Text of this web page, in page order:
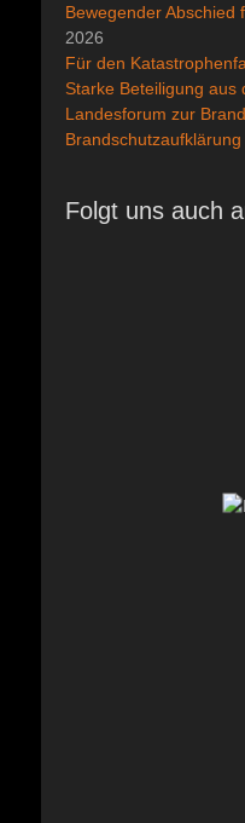
Bewegender Abschied
2026
Für den
Starke Beteiligung aus
Landesforum zur
Folgt uns auch